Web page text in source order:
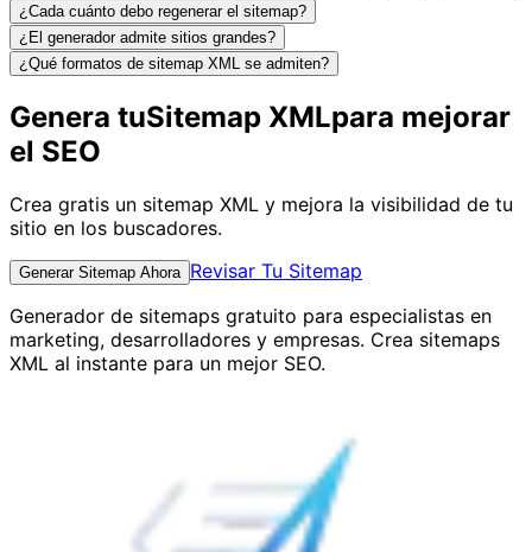
¿Cada cuánto debo regenerar el sitemap?
¿El generador admite sitios grandes?
¿Qué formatos de sitemap XML se admiten?
Genera tuSitemap XMLpara mejorar
el SEO
Crea gratis un sitemap XML y mejora la visibilidad de tu
sitio en los buscadores.
Generar Sitemap Ahora Revisar Tu Sitemap
Generador de sitemaps gratuito para especialistas en
marketing, desarrolladores y empresas. Crea sitemaps
XML al instante para un mejor SEO.